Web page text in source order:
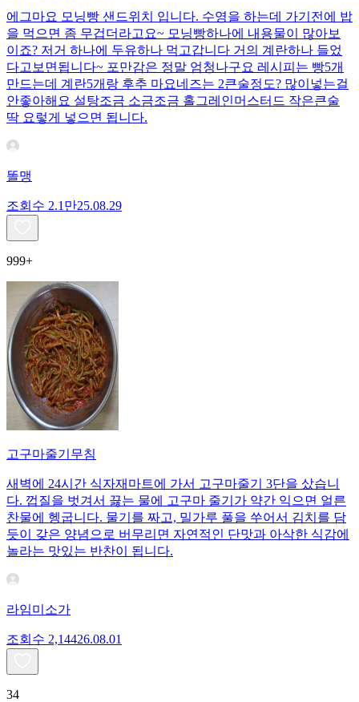
에그마요 모닝빵 샌드위치 입니다. 수영을 하는데 가기전에 밥
을 먹으면 좀 무겁더라고요~ 모닝빵하나에 내용물이 많아보
이죠? 저거 하나에 두유하나 먹고갑니다 거의 계란하나 들었
다고보면됩니다~ 포만감은 정말 엄청나구요 레시피는 빵5개
만드는데 계란5개랑 후추 마요네즈는 2큰술정도? 많이넣는걸
안좋아해요 설탕조금 소금조금 홀그레인머스터드 작은큰술
딱 요렇게 넣으면 됩니다.
똘맹
조회수 2.1만25.08.29
999+
고구마줄기무침
새벽에 24시간 식자재마트에 가서 고구마줄기 3단을 샀습니
다. 껍질을 벗겨서 끓는 물에 고구마 줄기가 약간 익으면 얼른
찬물에 헹굽니다. 물기를 짜고, 밀가루 풀을 쑤어서 김치를 담
듯이 갖은 양념으로 버무리면 자연적인 단맛과 아삭한 식감에
놀라는 맛있는 반찬이 됩니다.
라임미소가
조회수 2,14426.08.01
34